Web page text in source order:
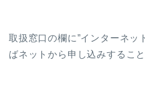
取扱窓口の欄に”インターネッ
ばネットから申し込みするこ